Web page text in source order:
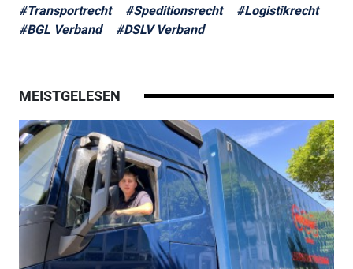
#Transportrecht
#Speditionsrecht
#Logistikrecht
#BGL Verband
#DSLV Verband
MEISTGELESEN